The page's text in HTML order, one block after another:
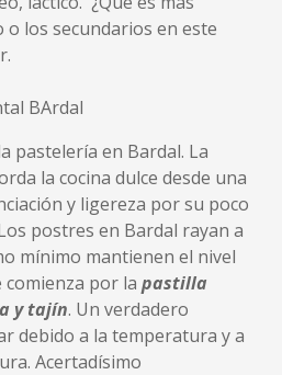
los secundarios en este
pastelería en Bardal. La
la cocina dulce desde una
y ligereza por su poco
postres en Bardal rayan a
mínimo mantienen el nivel
comienza por la pastilla
y tajín. Un verdadero
debido a la temperatura y a
Acertadísimo